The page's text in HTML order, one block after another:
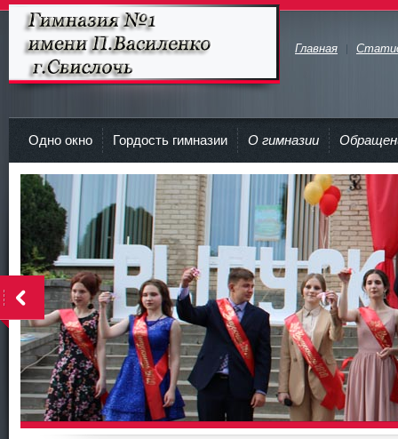
Гимназия №1 имени П.Василенко
Главная
Одно окно Гордость гимназии О гимназии